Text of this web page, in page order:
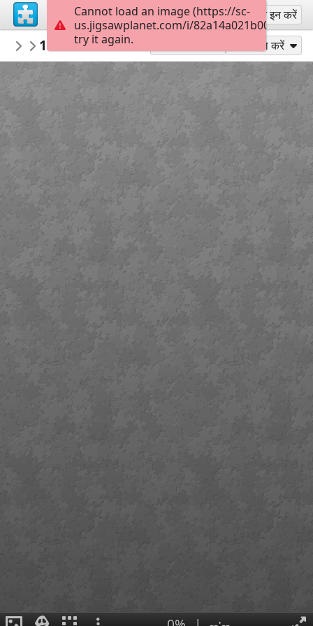
साइन अप साइन इन करें
macayran
train
19752638 train 5905182 साझा करें
Cannot load an image (https://sc-
us.jigsawplanet.com/i/
try it again.